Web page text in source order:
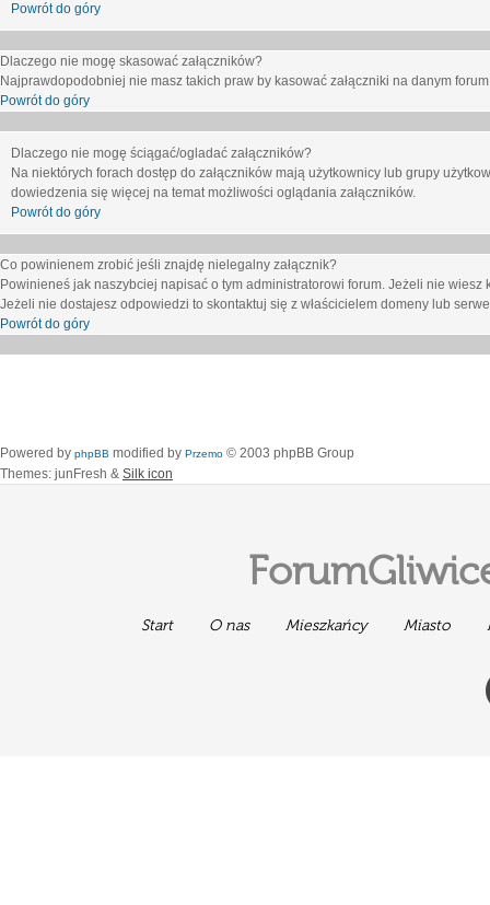
Powrót do góry
Dlaczego nie mogę skasować załączników?
Najprawdopodobniej nie masz takich praw by kasować załączniki na danym
Powrót do góry
Dlaczego nie mogę ściągać/ogladać załączników?
Na niektórych forach dostęp do załączników mają użytkownicy lub grupy
dowiedzenia się więcej na temat możliwości oglądania załączników.
Powrót do góry
Co powinienem zrobić jeśli znajdę nielegalny załącznik?
Powinieneś jak naszybciej napisać o tym administratorowi forum. Jeżeli nie
Jeżeli nie dostajesz odpowiedzi to skontaktuj się z właścicielem domeny lub
Powrót do góry
Powered by phpBB modified by Przemo © 2003 phpBB Group
Themes: junFresh & Silk icon
Start O nas Mieszkańcy Miasto